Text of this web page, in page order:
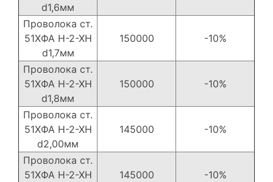
d1,6мм
Проволока ст.
51ХФА Н-2-ХН
d1,7мм
150000 -10%
Проволока ст.
51ХФА Н-2-ХН
d1,8мм
150000 -10%
Проволока ст.
51ХФА Н-2-ХН
d2,00мм
145000 -10%
Проволока ст.
51ХФА Н-2-ХН
145000 -10%